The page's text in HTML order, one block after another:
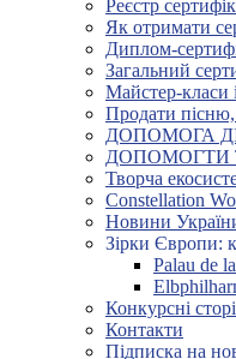
Реєстр
Як отримати
Диплом-
Загальний
Майстер-класи
Продати
ДОПОМОГА
ДОПОМОГТИ
Творча
Constellation
Новини
Зірки Європи:
Palau de
Конкурсні
Контакти
Підписка на